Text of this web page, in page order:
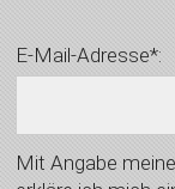
E-Mail-Adresse*:
Mit Angabe